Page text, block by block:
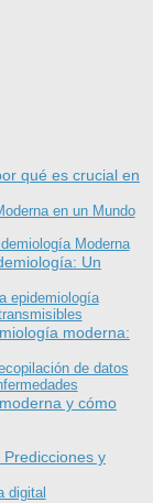
qué es crucial en
en un Mundo
Moderna
Un
epidemiología
moderna:
de datos
y cómo
y
digital